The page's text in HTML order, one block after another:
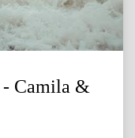
- Camila &